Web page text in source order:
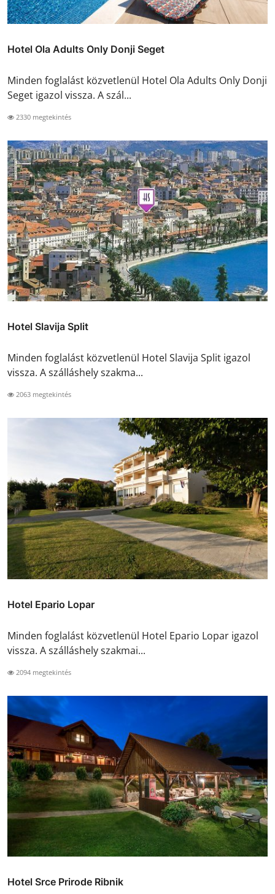
Hotel Ola Adults Only Donji Seget
Minden foglalást közvetlenül Hotel Ola Adults Only Donji
Seget igazol vissza. A szál...
2330 megtekintés
Hotel Slavija Split
Minden foglalást közvetlenül Hotel Slavija Split igazol
vissza. A szálláshely szakma...
2063 megtekintés
Hotel Epario Lopar
Minden foglalást közvetlenül Hotel Epario Lopar igazol
vissza. A szálláshely szakmai...
2094 megtekintés
Hotel Srce Prirode Ribnik